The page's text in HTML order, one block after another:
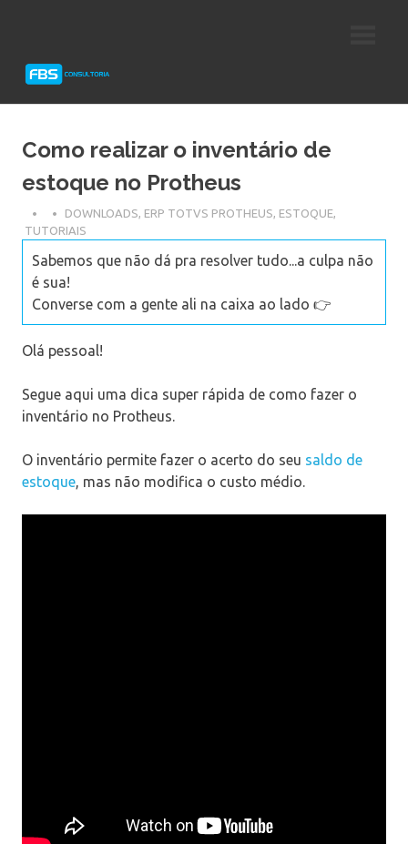
Protheus
Como realizar o inventário de
estoque no Protheus
DOWNLOADS, ERP TOTVS PROTHEUS, ESTOQUE,
TUTORIAIS
Sabemos que não dá pra resolver tudo...a culpa não
é sua!
Converse com a gente ali na caixa ao lado 👉
Olá pessoal!
Segue aqui uma dica super rápida de como fazer o
inventário no Protheus.
O inventário permite fazer o acerto do seu saldo de
estoque, mas não modifica o custo médio.